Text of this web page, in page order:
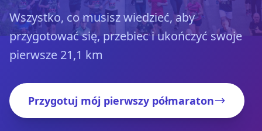
Wszystko, co musisz wiedzieć, aby
przygotować się, przebiec i ukończyć swoje
pierwsze 21,1 km
Przygotuj mój pierwszy półmaraton